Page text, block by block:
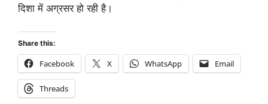
दिशा में अग्रसर हो रही है।
Share this:
Facebook X WhatsApp Email
Threads